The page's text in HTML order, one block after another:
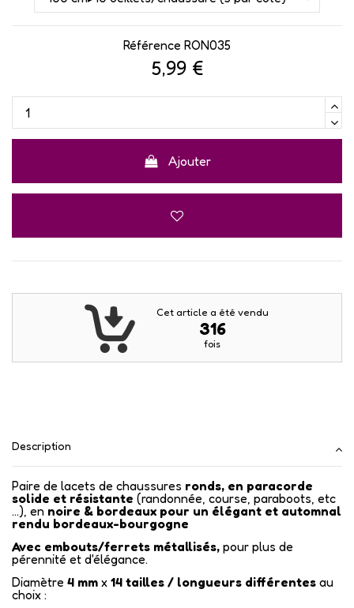
Référence RON035
5,99 €
Ajouter
Cet article a été vendu
316
fois
Description
Paire de lacets de chaussures ronds, en paracorde
solide et résistante (randonnée, course, paraboots, etc
...), en noire & bordeaux pour un élégant et automnal
rendu bordeaux-bourgogne
Avec embouts/ferrets métallisés, pour plus de
pérennité et d'élégance.
Diamètre 4 mm x 14 tailles / longueurs différentes au
choix :